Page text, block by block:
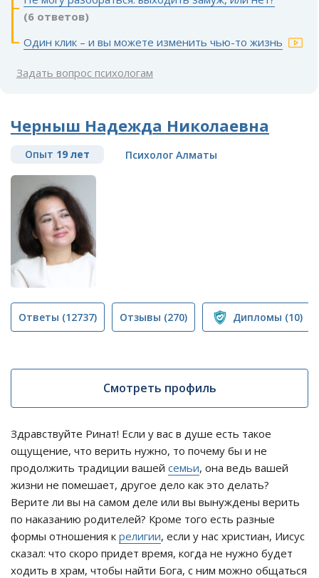
(6 ответов)
Один клик – и вы можете изменить чью-то жизнь
Задать вопрос психологам
Черныш Надежда Николаевна
Опыт 19 лет Психолог Алматы
Ответы (12737) Отзывы (270) Дипломы (10)
Смотреть профиль
Здравствуйте Ринат! Если у вас в душе есть такое
ощущение, что верить нужно, то почему бы и не
продолжить традиции вашей семьи, она ведь вашей
жизни не помешает, другое дело как это делать?
Верите ли вы на самом деле или вы вынуждены верить
по наказанию родителей? Кроме того есть разные
формы отношения к религии, если у нас христиан, Иисус
сказал: что скоро придет время, когда не нужно будет
ходить в храм, чтобы найти Бога, с ним можно общаться